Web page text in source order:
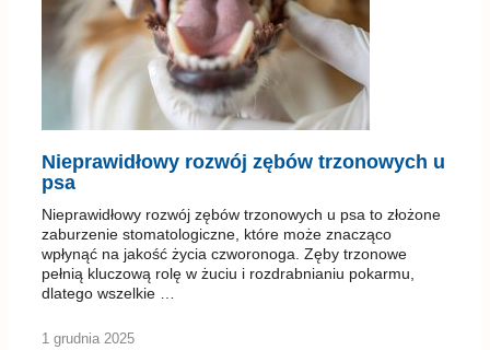
Nieprawidłowy rozwój zębów trzonowych u
psa
Nieprawidłowy rozwój zębów trzonowych u psa to złożone
zaburzenie stomatologiczne, które może znacząco
wpłynąć na jakość życia czworonoga. Zęby trzonowe
pełnią kluczową rolę w żuciu i rozdrabnianiu pokarmu,
dlatego wszelkie …
1 grudnia 2025